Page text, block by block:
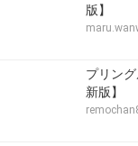
版】
プリン
新版】